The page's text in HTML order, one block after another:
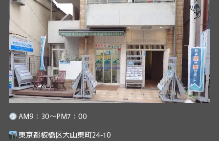
AM9：30～PM7：00
東京都板橋区大山東町24-10